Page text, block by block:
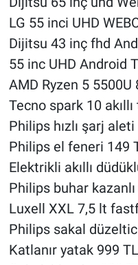
LG 55 inci UHD
Dijitsu 43 inç fhd
55 inc UHD Android
AMD Ryzen 5 5500U
Tecno spark 10
Philips hızlı şarj
Philips el feneri 149
Elektrikli akıllı
Philips buhar
Luxell XXL 7,5 lt
Philips sakal
Katlanır yatak 999 TL